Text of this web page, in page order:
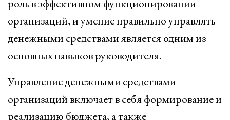
роль в эффективном функционировании
организаций, и умение правильно управлять
денежными средствами является одним из
основных навыков руководителя.
Управление денежными средствами
организаций включает в себя формирование и
реализацию бюджета, а также